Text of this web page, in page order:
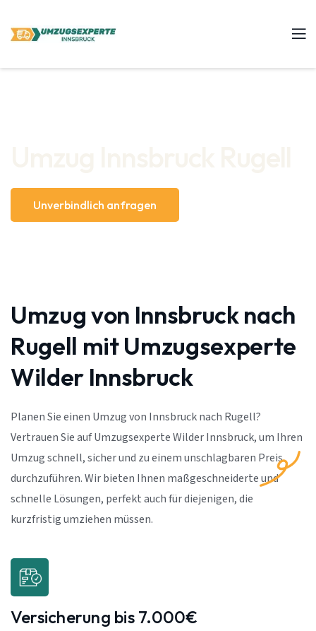
Unverbindlich anfragen
Umzug von Innsbruck nach
Rugell mit Umzugsexperte
Wilder Innsbruck
Planen Sie einen Umzug von Innsbruck nach Rugell?
Vertrauen Sie auf Umzugsexperte Wilder Innsbruck, um Ihren
Umzug schnell, sicher und zu einem unschlagbaren Preis
durchzuführen. Wir bieten Ihnen maßgeschneiderte und
schnelle Lösungen, perfekt auch für diejenigen, die
kurzfristig umziehen müssen.
Versicherung bis 7.000€